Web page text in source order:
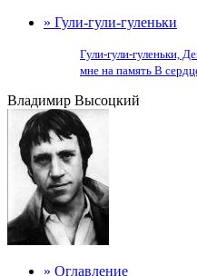
» Гули-гули-гуленьки
Гули-гули-гуленьки,
мне на память В
Владимир Высоцкий
» Оглавление